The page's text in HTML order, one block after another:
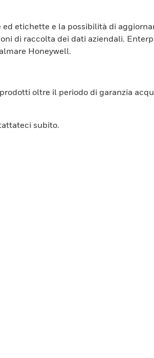
etichette e la possibilità di
di raccolta dei dati aziendali.
Honeywell.
oltre il periodo di garanzia
subito.